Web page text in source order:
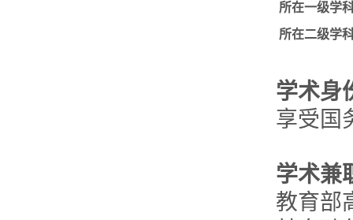
所在一级学
所在二级学
学术身
享受国
学术兼
教育部